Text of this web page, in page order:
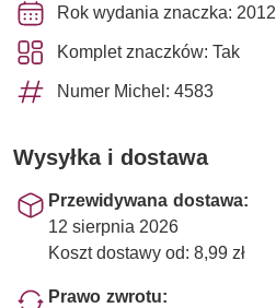
Rok wydania znaczka: 2012
Komplet znaczków: Tak
Numer Michel: 4583
Wysyłka i dostawa
Przewidywana dostawa:
12 sierpnia 2026
Koszt dostawy od: 8,99 zł
Prawo zwrotu: